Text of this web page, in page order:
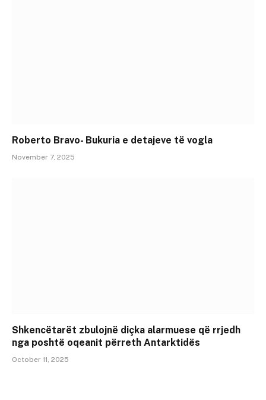
Roberto Bravo- Bukuria e detajeve të vogla
November 7, 2025
Shkencëtarët zbulojnë diçka alarmuese që rrjedh
nga poshtë oqeanit përreth Antarktidës
October 11, 2025